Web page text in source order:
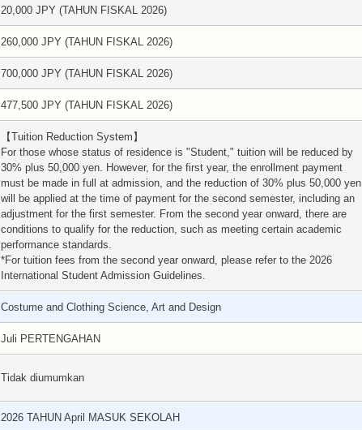
20,000 JPY (TAHUN FISKAL 2026)
260,000 JPY (TAHUN FISKAL 2026)
700,000 JPY (TAHUN FISKAL 2026)
477,500 JPY (TAHUN FISKAL 2026)
【Tuition Reduction System】
For those whose status of residence is "Student," tuition will be reduced by
30% plus 50,000 yen. However, for the first year, the enrollment payment
must be made in full at admission, and the reduction of 30% plus 50,000 yen
will be applied at the time of payment for the second semester, including an
adjustment for the first semester. From the second year onward, there are
conditions to qualify for the reduction, such as meeting certain academic
performance standards.
*For tuition fees from the second year onward, please refer to the 2026
International Student Admission Guidelines.
Costume and Clothing Science, Art and Design
Juli PERTENGAHAN
Tidak diumumkan
2026 TAHUN April MASUK SEKOLAH